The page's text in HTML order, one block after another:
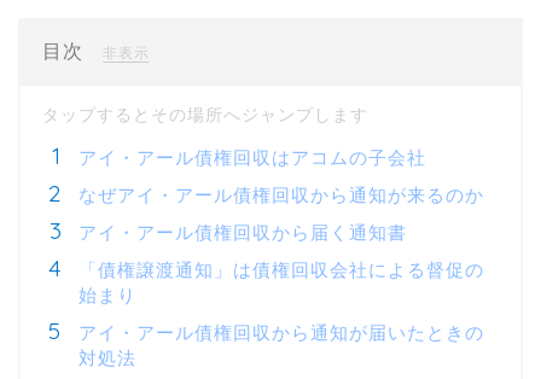
目次 非表示
アイ・アール債権回収はアコムの子会社
なぜアイ・アール債権回収から通知が来るのか
アイ・アール債権回収から届く通知書
「債権譲渡通知」は債権回収会社による督促の
始まり
アイ・アール債権回収から通知が届いたときの
対処法